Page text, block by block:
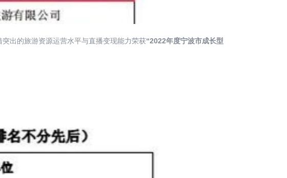
突出的旅游资源运营水平与直播变现能力荣获“2022年度宁波市成长型